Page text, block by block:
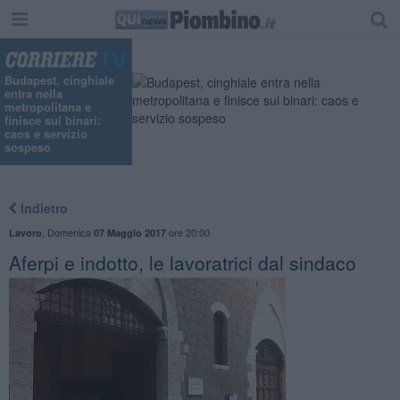
Budapest, cinghiale
entra nella
metropolitana e
finisce sui binari:
caos e servizio
sospeso
Indietro
Lavoro Domenica 07 Maggio 2017ore 20:00
Aferpi e indotto, le lavoratrici dal sindaco